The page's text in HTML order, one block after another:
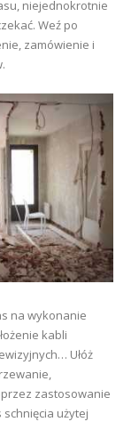
niejednokrotnie
Weź po
zamówienie i
na wykonanie
kabli
Ułóż
zastosowanie
użytej